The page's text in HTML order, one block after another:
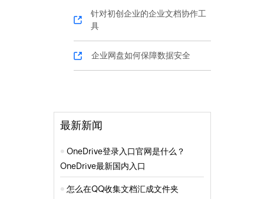
针对初创企业的企业文档协作工
具
企业网盘如何保障数据安全
最新新闻
OneDrive登录入口官网是什么？
OneDrive最新国内入口
怎么在QQ收集文档汇成文件夹